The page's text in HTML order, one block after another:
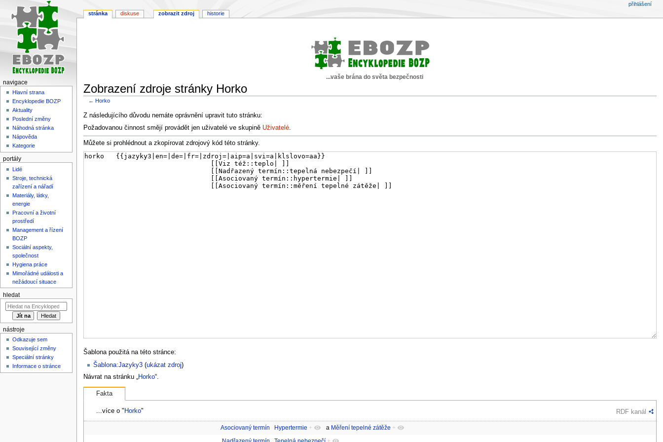
...vaše brána do světa bezpečnosti
Zobrazení zdroje stránky Horko
←Horko
Skočit
na
Skočit
na
Z následujícího důvodu nemáte oprávnění upravit tuto stránku:
Požadovanou činnost smějí provádět jen uživatelé ve skupině Uživatelé.
Můžete si prohlédnout a zkopírovat zdrojový kód této stránky.
Šablona použitá na této stránce:
Šablona:Jazyky3(ukázat zdroj)
Návrat na stránku „
Horko“.
Fakta
...více o " Horko" RDF kanál
Asociovaný termín Hypertermie + a Měření tepelné zátěže +
stránka diskuse zobrazit zdroj historie
přihlášení
navigace
Hlavní strana
Encyklopedie BOZP
Aktuality
Poslední změny
Náhodná stránka
Nápověda
Kategorie
portály
Lidé
Stroje, technická
zařízení a nářadí
Materiály, látky,
energie
Pracovní a životní
prostředí
Management a řízení
BOZP
Sociální aspekty,
společnost
Hygiena práce
Mimořádné události a
nežádoucí situace
hledat
nástroje
Odkazuje sem
Související změny
Speciální stránky
Informace o stránce